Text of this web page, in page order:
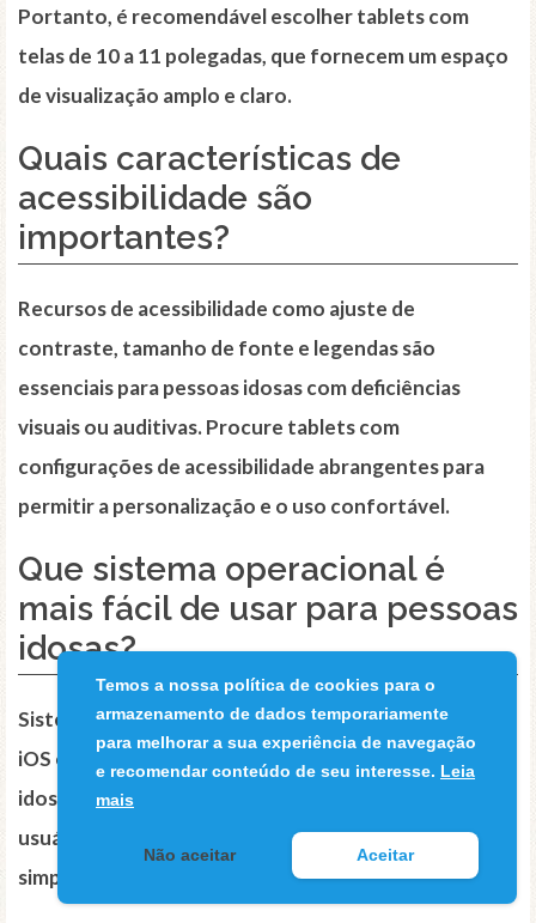
Portanto, é recomendável escolher tablets com
telas de 10 a 11 polegadas, que fornecem um espaço
de visualização amplo e claro.
Quais características de
acessibilidade são
importantes?
Recursos de acessibilidade como ajuste de
contraste, tamanho de fonte e legendas são
essenciais para pessoas idosas com deficiências
visuais ou auditivas. Procure tablets com
configurações de acessibilidade abrangentes para
permitir a personalização e o uso confortável.
Que sistema operacional é
mais fácil de usar para pessoas
idosas?
Sistemas operacionais simples e intuitivos, como o
iOS ou o Android, são recomendados para pessoas
idosas. Essas plataformas oferecem interfaces de
usuário claras, ícones grandes e navegação
simplificada, facilitando a compreensão e o uso.
Temos a nossa política de cookies para o
armazenamento de dados temporariamente
para melhorar a sua experiência de navegação
e recomendar conteúdo de seu interesse. Leia
mais
Não aceitar Aceitar